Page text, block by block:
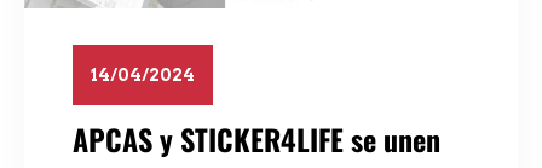
14/04/2024
APCAS y STICKER4LIFE se unen